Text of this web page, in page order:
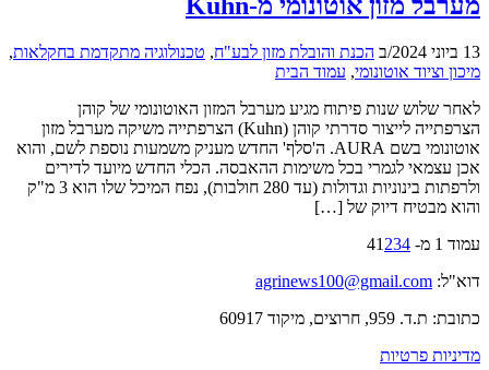
13 ביוני 2024 /ב הכנת והובלת מזון לבע"ח, טכנולוגיה מתקדמת בחקלאות,
מיכון וציוד אוטונומי, עמוד הבית
לאחר שלוש שנות פיתוח מגיע מערבל המזון האוטונומי של קוהן
הצרפתייה לייצור סדרתי קוהן (Kuhn) הצרפתייה משיקה מערבל מזון
אוטונומי בשם AURA. ה'סלף' החדש מעניק משמעות נוספת לשם, והוא
אכן עצמאי לגמרי בכל משימות ההאבסה. הכלי החדש מיועד לדירים
ולרפתות בינוניות וגדולות (עד 280 חולבות), נפח המיכל שלו הוא 3 מ"ק
והוא מבטיח דיוק של […]
עמוד 1 מ- 4
1 234
דוא"ל: agrinews100@gmail.com
כתובת: ת.ד. 959, חרוצים, מיקוד 60917
מדיניות פרטיות